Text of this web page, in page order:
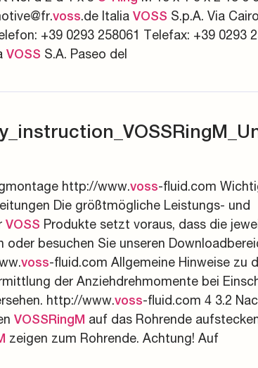
voss.de Italia VOSS S.p.A. Via
+39 0293 258061 Telefax: +39 0293
VOSS S.A. Paseo del
http://www.voss-fluid.com
Die größtmögliche Leistungs- und
VOSS Produkte setzt voraus, dass die
oder besuchen Sie unseren
voss-fluid.com Allgemeine Hinweise zu
der Anziehdrehmomente bei
http://www.voss-fluid.com 4 3.2
VOSSRingM auf das Rohrende
zeigen zum Rohrende. Achtung! Auf